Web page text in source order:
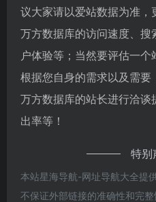
议大家请以爱站数据为准，
万方数据库的访问速度、
户体验等；当然要评估一
根据您自身的需求以及需
万方数据库的站长进行洽
出率等！
特别
本站星海导航-网址导航大全提
不保证外部链接的准确性和完